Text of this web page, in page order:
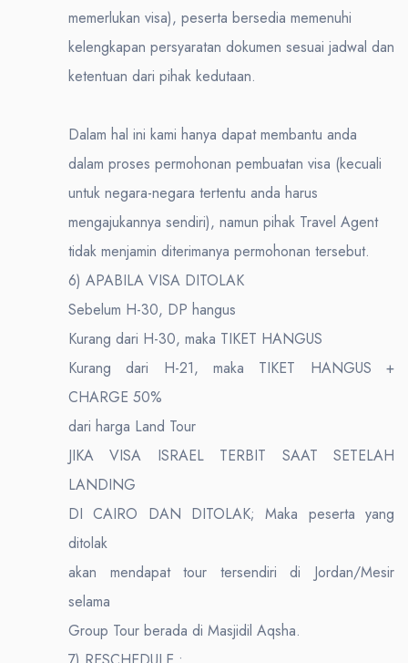
memerlukan visa), peserta bersedia memenuhi
kelengkapan persyaratan dokumen sesuai jadwal dan
ketentuan dari pihak kedutaan.
Dalam hal ini kami hanya dapat membantu anda
dalam proses permohonan pembuatan visa (kecuali
untuk negara-negara tertentu anda harus
mengajukannya sendiri), namun pihak Travel Agent
tidak menjamin diterimanya permohonan tersebut.
6) APABILA VISA DITOLAK
Sebelum H-30, DP hangus
Kurang dari H-30, maka TIKET HANGUS
Kurang dari H-21, maka TIKET HANGUS +
CHARGE 50%
dari harga Land Tour
JIKA VISA ISRAEL TERBIT SAAT SETELAH
LANDING
DI CAIRO DAN DITOLAK; Maka peserta yang
ditolak
akan mendapat tour tersendiri di Jordan/Mesir
selama
Group Tour berada di Masjidil Aqsha.